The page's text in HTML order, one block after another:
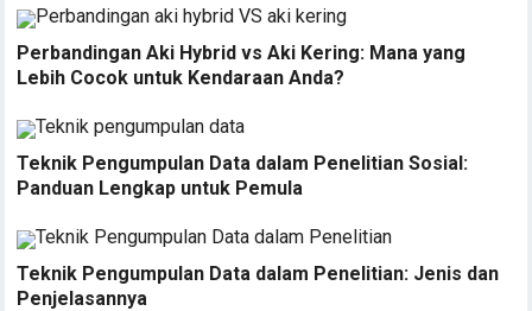
Perbandingan Aki Hybrid vs Aki Kering: Mana yang
Lebih Cocok untuk Kendaraan Anda?
Teknik Pengumpulan Data dalam Penelitian Sosial:
Panduan Lengkap untuk Pemula
Teknik Pengumpulan Data dalam Penelitian: Jenis dan
Penjelasannya